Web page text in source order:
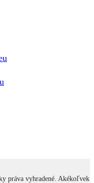
práva vyhradené. Akékoľvek